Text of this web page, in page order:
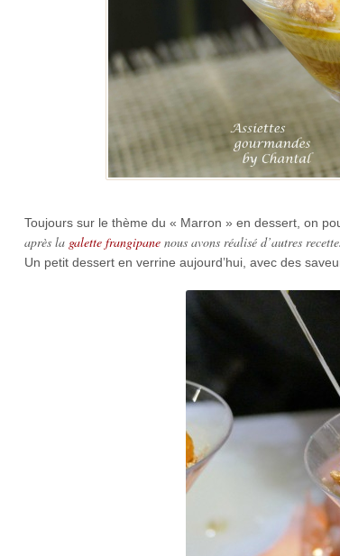
Toujours sur le thème du « Marron » en dessert, on
après la galette frangipanenous avons réalisé d’autres
Un petit dessert en verrine aujourd’hui, avec des